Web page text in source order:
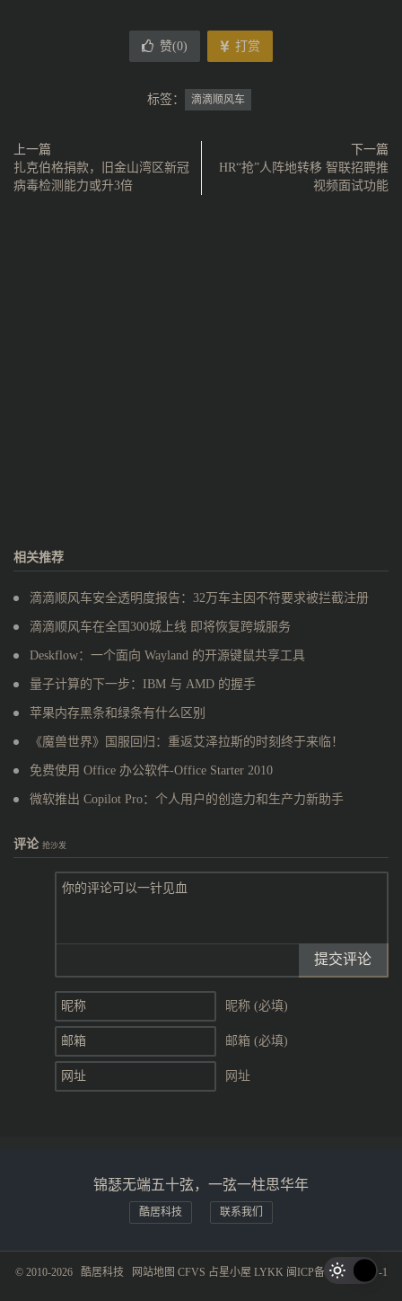
赞(0) 打赏
标签： 滴滴顺风车
上一篇
扎克伯格捐款，旧金山湾区新冠
病毒检测能力或升3倍
下一篇
HR“抢”人阵地转移 智联招聘推
视频面试功能
相关推荐
滴滴顺风车安全透明度报告：32万车主因不符要求被拦截注册
滴滴顺风车在全国300城上线 即将恢复跨城服务
Deskflow：一个面向 Wayland 的开源键鼠共享工具
量子计算的下一步：IBM 与 AMD 的握手
苹果内存黑条和绿条有什么区别
《魔兽世界》国服回归：重返艾泽拉斯的时刻终于来临！
免费使用 Office 办公软件-Office Starter 2010
微软推出 Copilot Pro：个人用户的创造力和生产力新助手
评论 抢沙发
提交评论
昵称 (必填)
邮箱 (必填)
网址
锦瑟无端五十弦，一弦一柱思华年
酷居科技 联系我们
© 2010-2026 酷居科技 网站地图 CFVS 占星小屋 LYKK 闽ICP备19015281号-1